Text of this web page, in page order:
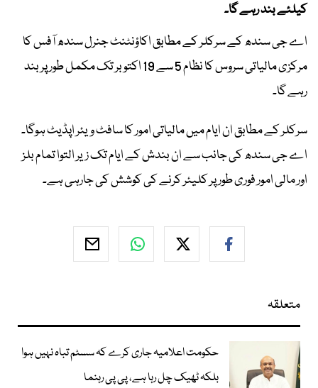
کیلئے بند رہے گا۔
اے جی سندھ کے سرکلر کے مطابق اکاؤنٹنٹ جنرل سندھ آفس کا
مرکزی مالیاتی سروس کا نظام 5 سے 19 اکتوبر تک مکمل طور پر بند
رہے گا۔
سرکلر کے مطابق ان ایام میں مالیاتی امور کا سافٹ ویئر اپڈیٹ ہوگا۔
اے جی سندھ کی جانب سے ان بندش کے ایام تک زیر التوا تمام بلز
اور مالی امور فوری طور پر کلیئر کرنے کی کوشش کی جارہی ہے۔
متعلقہ
حکومت اعلامیہ جاری کرے کہ سسٹم تباہ نہیں ہوا
بلکہ ٹھیک چل رہا ہے، پی پی رہنما